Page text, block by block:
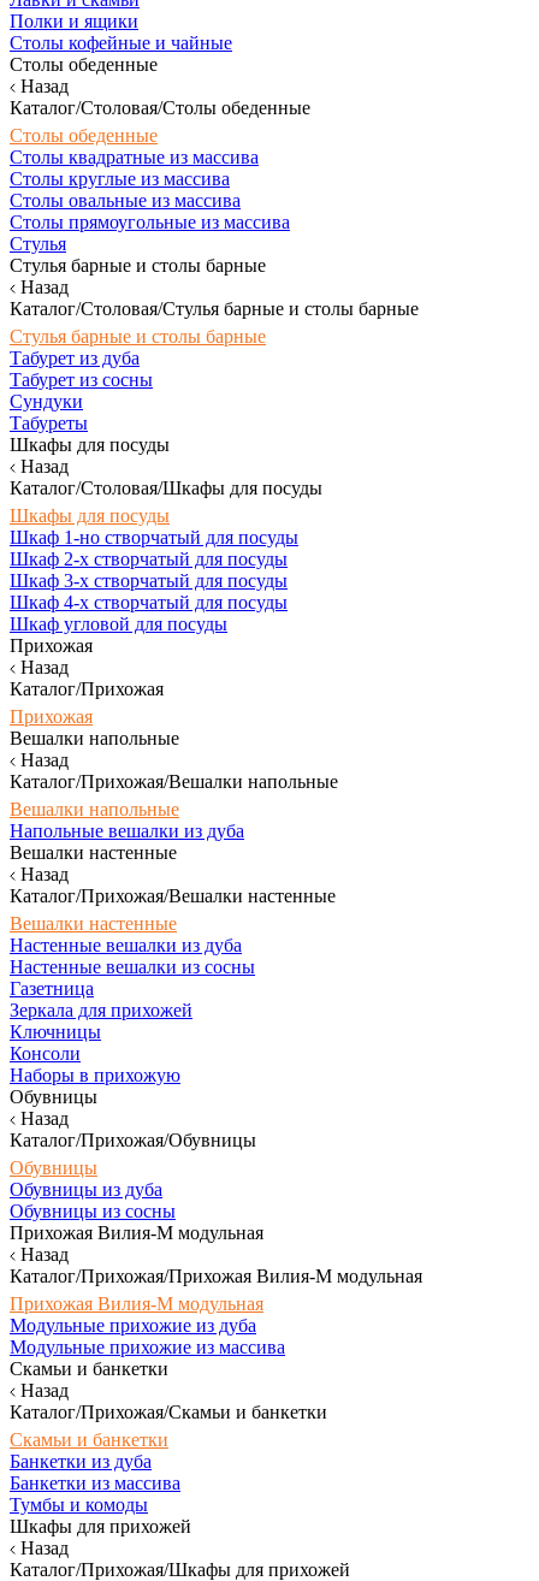
Полки и ящики
Столы кофейные и чайные
Столы обеденные
Назад
Каталог/Столовая/Столы обеденные
Столы обеденные
Столы квадратные из массива
Столы круглые из массива
Столы овальные из массива
Столы прямоугольные из массива
Стулья
Стулья барные и столы барные
Назад
Каталог/Столовая/Стулья барные и столы барные
Стулья барные и столы барные
Табурет из дуба
Табурет из сосны
Сундуки
Табуреты
Шкафы для посуды
Назад
Каталог/Столовая/Шкафы для посуды
Шкафы для посуды
Шкаф 1-но створчатый для посуды
Шкаф 2-х створчатый для посуды
Шкаф 3-х створчатый для посуды
Шкаф 4-х створчатый для посуды
Шкаф угловой для посуды
Прихожая
Назад
Каталог/Прихожая
Прихожая
Вешалки напольные
Назад
Каталог/Прихожая/Вешалки напольные
Вешалки напольные
Напольные вешалки из дуба
Вешалки настенные
Назад
Каталог/Прихожая/Вешалки настенные
Вешалки настенные
Настенные вешалки из дуба
Настенные вешалки из сосны
Газетница
Зеркала для прихожей
Ключницы
Консоли
Наборы в прихожую
Обувницы
Назад
Каталог/Прихожая/Обувницы
Обувницы
Обувницы из дуба
Обувницы из сосны
Прихожая Вилия-М модульная
Назад
Каталог/Прихожая/Прихожая Вилия-М модульная
Прихожая Вилия-М модульная
Модульные прихожие из дуба
Модульные прихожие из массива
Скамьи и банкетки
Назад
Каталог/Прихожая/Скамьи и банкетки
Скамьи и банкетки
Банкетки из дуба
Банкетки из массива
Тумбы и комоды
Шкафы для прихожей
Назад
Каталог/Прихожая/Шкафы для прихожей